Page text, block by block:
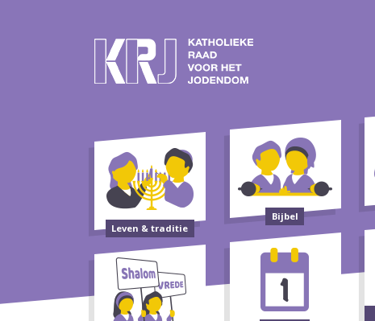
Leven & traditie
Bijbel